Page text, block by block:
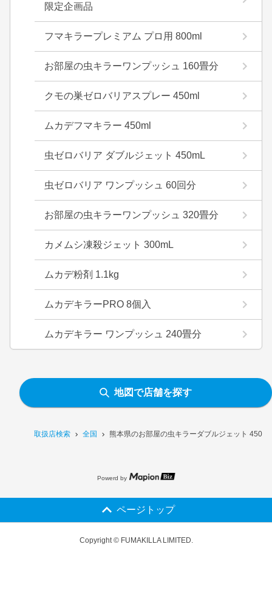
取扱店検索 全国 熊本県のお部屋の虫キラーダブルジェット
限定企画品
フマキラープレミアム プロ用 800ml
お部屋の虫キラーワンプッシュ 160畳分
クモの巣ゼロバリアスプレー 450ml
ムカデフマキラー 450ml
虫ゼロバリア ダブルジェット 450mL
虫ゼロバリア ワンプッシュ 60回分
お部屋の虫キラーワンプッシュ 320畳分
カメムシ凍殺ジェット 300mL
ムカデ粉剤 1.1kg
ムカデキラーPRO 8個入
ムカデキラー ワンプッシュ 240畳分
地図で店舗を探す
Powerd by
ページトップ
Copyright © FUMAKILLA LIMITED.